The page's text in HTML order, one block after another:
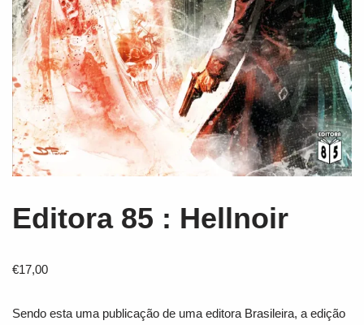
Editora 85 : Hellnoir
€17,00
Sendo esta uma publicação de uma editora Brasileira, a edição